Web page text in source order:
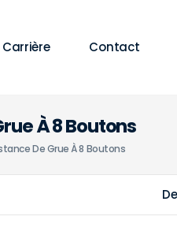
Carrière Contact
À 8 Boutons
De Grue À 8 Boutons